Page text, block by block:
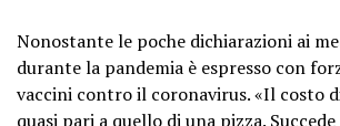
Nonostante le poche dichiarazioni ai
durante la pandemia è espresso con
vaccini contro il coronavirus. «Il costo
quasi pari a quello di una pizza.